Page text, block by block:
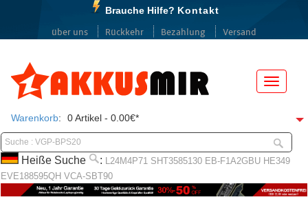
Brauche Hilfe? Kontakt
über uns
Rückkehr Bezahlung Versand
Menü
Warenkorb: 0 Artikel - 0.00€*
Heiße Suche : L24M4P71 SHT3585130 EB-F1A2GBU HE349
EVE188595QH VCA-SBT90